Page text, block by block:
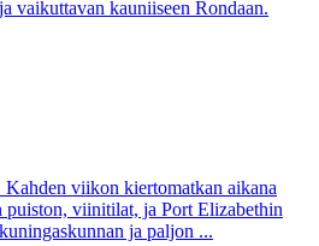
vaikuttavan kauniiseen Rondaan.
viikon kiertomatkan aikana
puiston, viinitilat, ja Port Elizabethin
ja paljon ...